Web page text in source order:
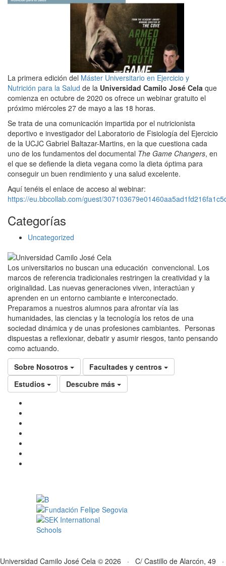
La primera edición del Máster Universitario en Ejercicio y
Nutrición para la Salud de la Universidad Camilo José Cela que
comienza en octubre de 2020 os ofrece un webinar gratuito el
próximo miércoles 27 de mayo a las 18 horas.
Se trata de una comunicación impartida por el nutricionista
deportivo e investigador del Laboratorio de Fisiología del Ejercicio
de la UCJC Gabriel Baltazar-Martins, en la que cuestiona cada
uno de los fundamentos del documental The Game Changers, en
el que se defiende la dieta vegana como la dieta óptima para
conseguir un buen rendimiento y una salud excelente.
Aquí tenéis el enlace de acceso al webinar:
https://eu.bbcollab.com/guest/
Categorías
Uncategorized
Los universitarios no buscan una educación convencional. Los
marcos de referencia tradicionales restringen la creatividad y la
originalidad. Las nuevas generaciones viven, interactúan y
aprenden en un entorno cambiante e interconectado.
Preparamos a nuestros alumnos para afrontar vía las
humanidades, las ciencias y la tecnología los retos de una
sociedad dinámica y de unas profesiones cambiantes. Personas
dispuestas a reflexionar, debatir y asumir riesgos, tanto pensando
como actuando.
Sobre Nosotros
Facultades y centros
Estudios
Descubre más
Universidad Camilo José Cela © 2026 · C/ Castillo de Alarcón, 49 ·